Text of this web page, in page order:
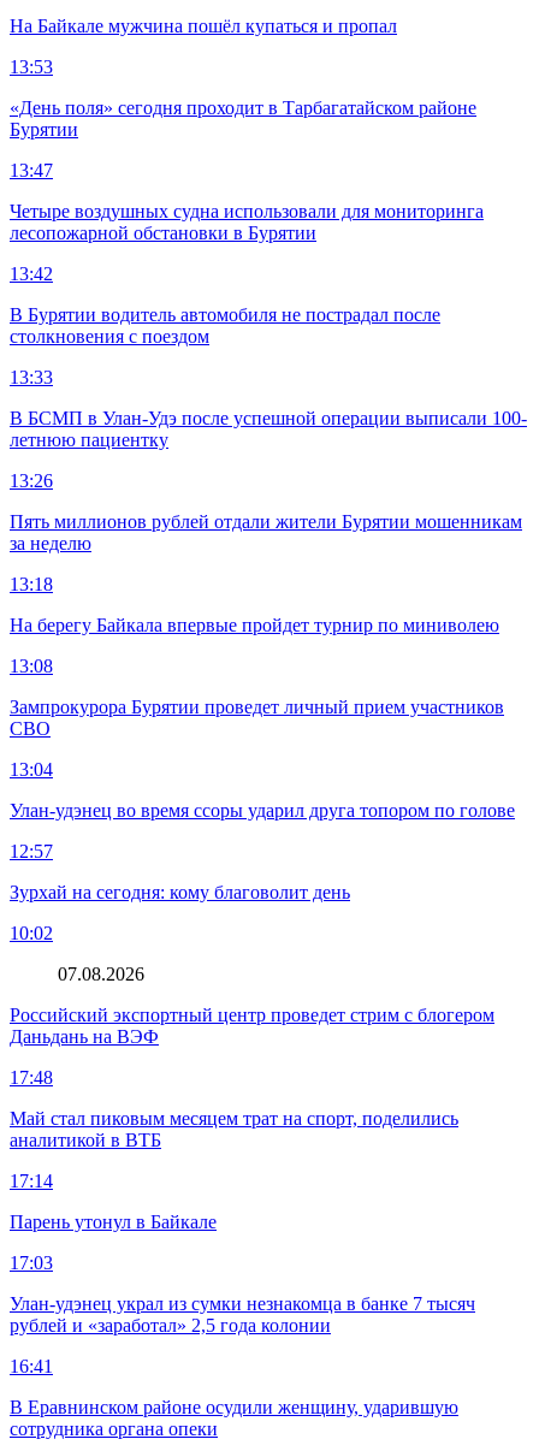
На Байкале мужчина пошёл купаться и пропал
13:53
«День поля» сегодня проходит в Тарбагатайском районе
Бурятии
13:47
Четыре воздушных судна использовали для мониторинга
лесопожарной обстановки в Бурятии
13:42
В Бурятии водитель автомобиля не пострадал после
столкновения с поездом
13:33
В БСМП в Улан-Удэ после успешной операции выписали 100-
летнюю пациентку
13:26
Пять миллионов рублей отдали жители Бурятии мошенникам
за неделю
13:18
На берегу Байкала впервые пройдет турнир по миниволею
13:08
Зампрокурора Бурятии проведет личный прием участников
СВО
13:04
Улан-удэнец во время ссоры ударил друга топором по голове
12:57
Зурхай на сегодня: кому благоволит день
10:02
07.08.2026
Российский экспортный центр проведет стрим с блогером
Даньдань на ВЭФ
17:48
Май стал пиковым месяцем трат на спорт, поделились
аналитикой в ВТБ
17:14
Парень утонул в Байкале
17:03
Улан-удэнец украл из сумки незнакомца в банке 7 тысяч
рублей и «заработал» 2,5 года колонии
16:41
В Еравнинском районе осудили женщину, ударившую
сотрудника органа опеки